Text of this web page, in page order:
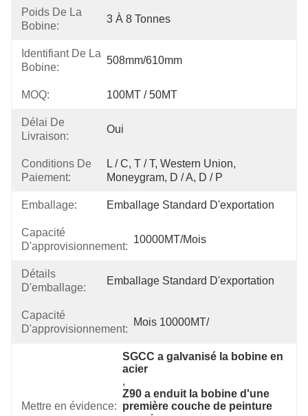
Poids De La
Bobine:
3 À 8 Tonnes
Identifiant De La
Bobine:
508mm/610mm
MOQ: 100MT / 50MT
Délai De
Livraison:
Oui
Conditions De
Paiement:
L / C, T / T, Western Union,
Moneygram, D / A, D / P
Emballage: Emballage Standard D'exportation
Capacité
D'approvisionnement:
10000MT/mois
Détails
D'emballage:
Emballage Standard D'exportation
Capacité
D'approvisionnement:
Mois 10000MT/
Mettre en évidence:
SGCC a galvanisé la bobine en
acier
,
Z90 a enduit la bobine d'une
première couche de peinture